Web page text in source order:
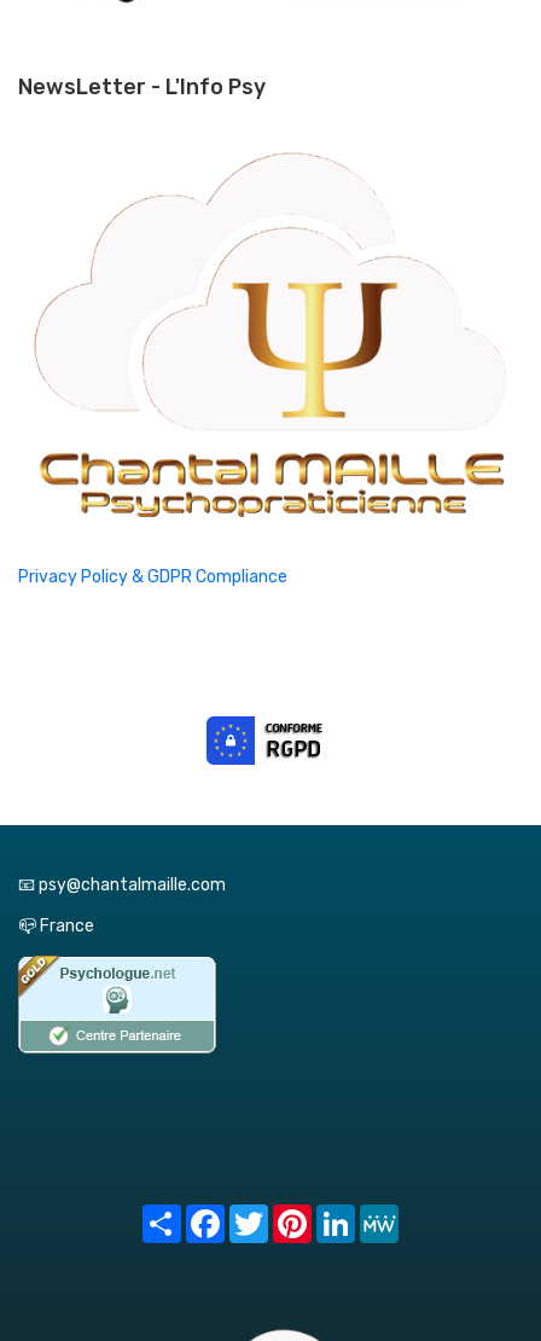
NewsLetter - L'Info Psy
Privacy Policy & GDPR Compliance
📧 psy@chantalmaille.com
📪 France
Share FacebookTwitterPinterest
LinkedIn